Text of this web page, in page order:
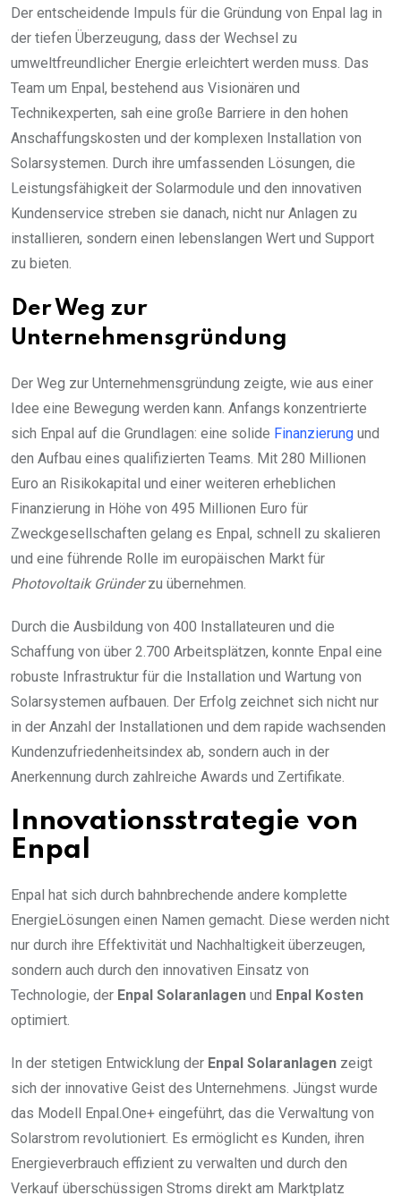
Der entscheidende Impuls für die Gründung von Enpal lag in
der tiefen Überzeugung, dass der Wechsel zu
umweltfreundlicher Energie erleichtert werden muss. Das
Team um Enpal, bestehend aus Visionären und
Technikexperten, sah eine große Barriere in den hohen
Anschaffungskosten und der komplexen Installation von
Solarsystemen. Durch ihre umfassenden Lösungen, die
Leistungsfähigkeit der Solarmodule und den innovativen
Kundenservice streben sie danach, nicht nur Anlagen zu
installieren, sondern einen lebenslangen Wert und Support
zu bieten.
Der Weg zur
Unternehmensgründung
Der Weg zur Unternehmensgründung zeigte, wie aus einer
Idee eine Bewegung werden kann. Anfangs konzentrierte
sich Enpal auf die Grundlagen: eine solide Finanzierung und
den Aufbau eines qualifizierten Teams. Mit 280 Millionen
Euro an Risikokapital und einer weiteren erheblichen
Finanzierung in Höhe von 495 Millionen Euro für
Zweckgesellschaften gelang es Enpal, schnell zu skalieren
und eine führende Rolle im europäischen Markt für
Photovoltaik Gründerzu übernehmen.
Durch die Ausbildung von 400 Installateuren und die
Schaffung von über 2.700 Arbeitsplätzen, konnte Enpal eine
robuste Infrastruktur für die Installation und Wartung von
Solarsystemen aufbauen. Der Erfolg zeichnet sich nicht nur
in der Anzahl der Installationen und dem rapide wachsenden
Kundenzufriedenheitsindex ab, sondern auch in der
Anerkennung durch zahlreiche Awards und Zertifikate.
Innovationsstrategie von
Enpal
Enpal hat sich durch bahnbrechende andere komplette
EnergieLösungen einen Namen gemacht. Diese werden nicht
nur durch ihre Effektivität und Nachhaltigkeit überzeugen,
sondern auch durch den innovativen Einsatz von
Technologie, der Enpal Solaranlagen und Enpal Kosten
optimiert.
In der stetigen Entwicklung der Enpal Solaranlagen zeigt
sich der innovative Geist des Unternehmens. Jüngst wurde
das Modell Enpal.One+ eingeführt, das die Verwaltung von
Solarstrom revolutioniert. Es ermöglicht es Kunden, ihren
Energieverbrauch effizient zu verwalten und durch den
Verkauf überschüssigen Stroms direkt am Marktplatz